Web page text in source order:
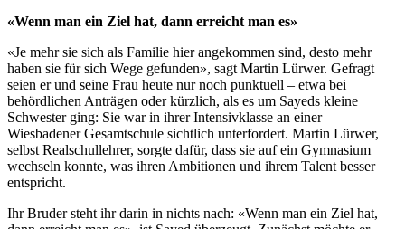
«Wenn man ein Ziel hat, dann erreicht man es»
«Je mehr sie sich als Familie hier angekommen sind, desto mehr
haben sie für sich Wege gefunden», sagt Martin Lürwer. Gefragt
seien er und seine Frau heute nur noch punktuell – etwa bei
behördlichen Anträgen oder kürzlich, als es um Sayeds kleine
Schwester ging: Sie war in ihrer Intensivklasse an einer
Wiesbadener Gesamtschule sichtlich unterfordert. Martin Lürwer,
selbst Realschullehrer, sorgte dafür, dass sie auf ein Gymnasium
wechseln konnte, was ihren Ambitionen und ihrem Talent besser
entspricht.
Ihr Bruder steht ihr darin in nichts nach: «Wenn man ein Ziel hat,